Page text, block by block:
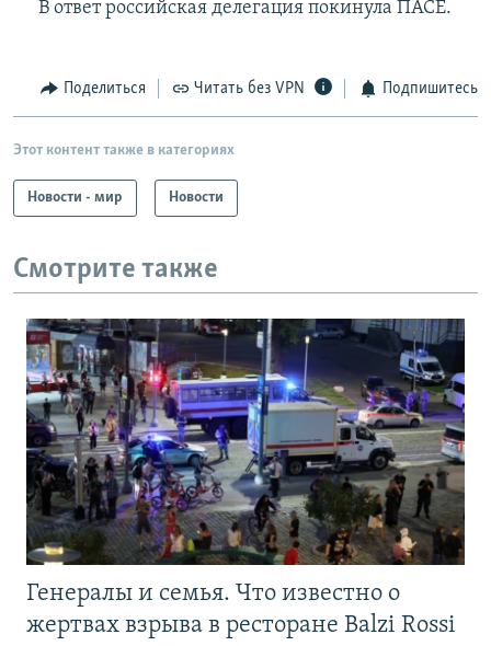
В ответ российская делегация покинула ПАСЕ.
Поделиться Читать без VPN Подпишитесь
Этот контент также в категориях
Новости - мир Новости
Смотрите также
Генералы и семья. Что известно о
жертвах взрыва в ресторане Balzi Rossi